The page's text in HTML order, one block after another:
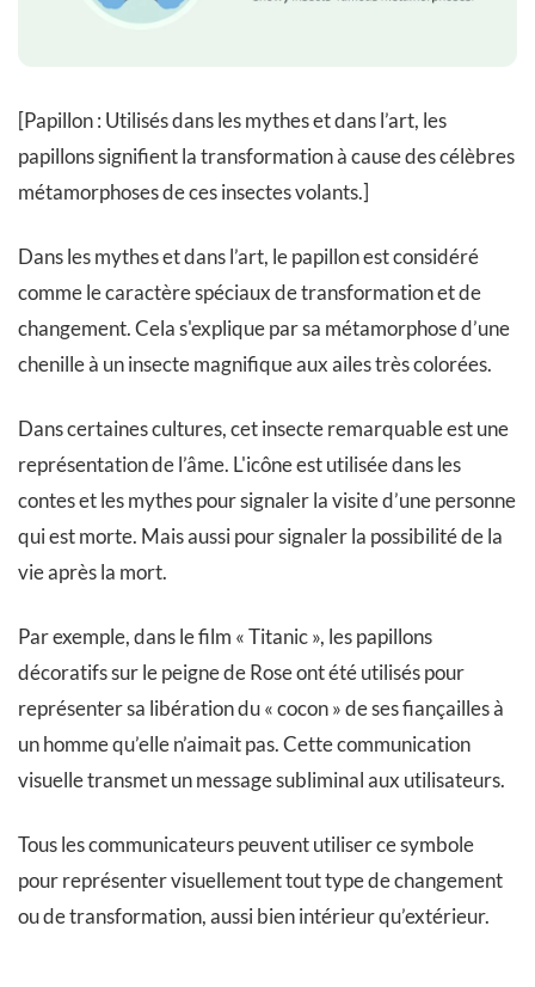
[Papillon : Utilisés dans les mythes et dans l’art, les
papillons signifient la transformation à cause des célèbres
métamorphoses de ces insectes volants.]
Dans les mythes et dans l’art, le papillon est considéré
comme le caractère spéciaux de transformation et de
changement. Cela s'explique par sa métamorphose d’une
chenille à un insecte magnifique aux ailes très colorées.
Dans certaines cultures, cet insecte remarquable est une
représentation de l’âme. L'icône est utilisée dans les
contes et les mythes pour signaler la visite d’une personne
qui est morte. Mais aussi pour signaler la possibilité de la
vie après la mort.
Par exemple, dans le film « Titanic », les papillons
décoratifs sur le peigne de Rose ont été utilisés pour
représenter sa libération du « cocon » de ses fiançailles à
un homme qu’elle n’aimait pas. Cette communication
visuelle transmet un message subliminal aux utilisateurs.
Tous les communicateurs peuvent utiliser ce symbole
pour représenter visuellement tout type de changement
ou de transformation, aussi bien intérieur qu’extérieur.